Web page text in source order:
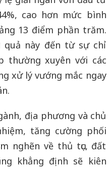
cao hơn mức bình
13 điểm phần trăm.
này đến từ sự chỉ
thường xuyên với các
xử lý vướng mắc ngay
địa phương và chủ
tăng cường phối
nghẽn về thủ tục, đất
khẳng định sẽ kiên